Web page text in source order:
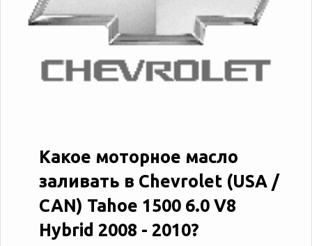
Какое моторное масло
заливать в Chevrolet (USA /
CAN) Tahoe 1500 6.0 V8
Hybrid 2008 - 2010?